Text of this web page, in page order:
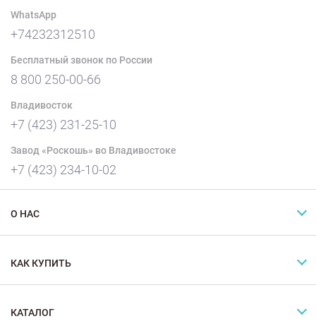
WhatsApp
+74232312510
Бесплатный звонок по России
8 800 250-00-66
Владивосток
+7 (423) 231-25-10
Завод «Роскошь» во Владивостоке
+7 (423) 234-10-02
О НАС
КАК КУПИТЬ
КАТАЛОГ